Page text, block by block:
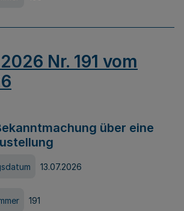
Nr. 191 vom
über eine
13.07.2026
191